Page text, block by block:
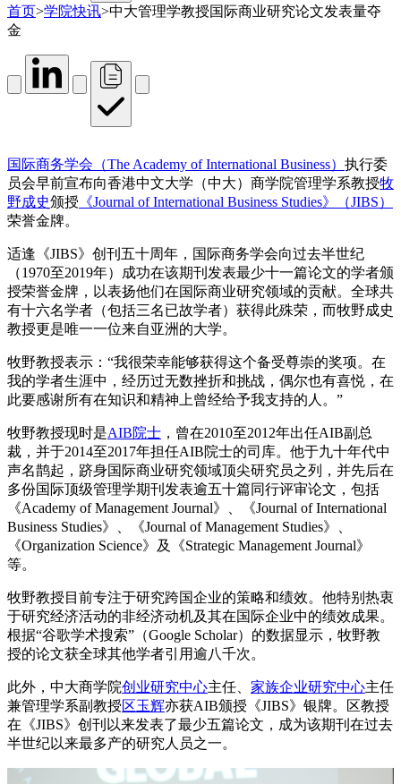
首页>学院快讯>中大管理学教授国际商业研究论文发表量夺
金
国际商务学会（The Academy of International Business） 执行委
员会早前宣布向香港中文大学（中大）商学院管理学系教授牧
野成史颁授 《Journal of International Business Studies》（JIBS）
荣誉金牌。
适逢《JIBS》创刊五十周年，国际商务学会向过去半世纪
（1970至2019年）成功在该期刊发表最少十一篇论文的学者颁
授荣誉金牌，以表扬他们在国际商业研究领域的贡献。全球共
有十六名学者（包括三名已故学者）获得此殊荣，而牧野成史
教授更是唯一一位来自亚洲的大学。
牧野教授表示：“我很荣幸能够获得这个备受尊崇的奖项。在
我的学者生涯中，经历过无数挫折和挑战，偶尔也有喜悦，在
此要感谢所有在知识和精神上曾经给予我支持的人。”
牧野教授现时是AIB院士 ，曾在2010至2012年出任AIB副总
裁，并于2014至2017年担任AIB院士的司库。他于九十年代中
声名鹊起，跻身国际商业研究领域顶尖研究员之列，并先后在
多份国际顶级管理学期刊发表逾五十篇同行评审论文，包括
《Academy of Management Journal》、《Journal of International
Business Studies》、《Journal of Management Studies》、
《Organization Science》及《Strategic Management Journal》
等。
牧野教授目前专注于研究跨国企业的策略和绩效。他特别热衷
于研究经济活动的非经济动机及其在国际企业中的绩效成果。
根据“谷歌学术搜索”（Google Scholar）的数据显示，牧野教
授的论文获全球其他学者引用逾八千次。
此外，中大商学院创业研究中心主任、 家族企业研究中心主任
兼管理学系副教授区玉辉亦获AIB颁授《JIBS》银牌。区教授
在《JIBS》创刊以来发表了最少五篇论文，成为该期刊在过去
半世纪以来最多产的研究人员之一。